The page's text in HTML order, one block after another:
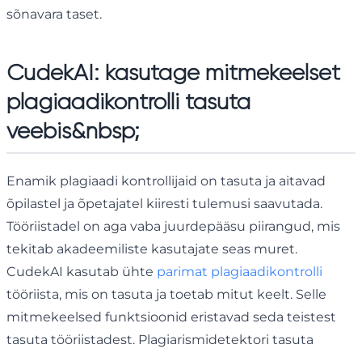
sõnavara taset.
CudekAI: kasutage mitmekeelset
plagiaadikontrolli tasuta
veebis&nbsp;
Enamik plagiaadi kontrollijaid on tasuta ja aitavad
õpilastel ja õpetajatel kiiresti tulemusi saavutada.
Tööriistadel on aga vaba juurdepääsu piirangud, mis
tekitab akadeemiliste kasutajate seas muret.
CudekAI kasutab ühte parimat plagiaadikontrolli
tööriista, mis on tasuta ja toetab mitut keelt. Selle
mitmekeelsed funktsioonid eristavad seda teistest
tasuta tööriistadest. Plagiarismidetektori tasuta